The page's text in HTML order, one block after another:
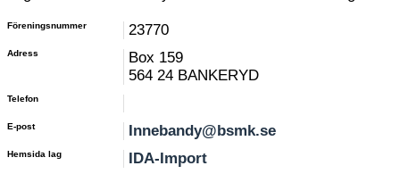
Föreningsnummer 23770
Adress
Box 159
564 24 BANKERYD
Telefon
E-post Innebandy@bsmk.se
Hemsida lag IDA-Import